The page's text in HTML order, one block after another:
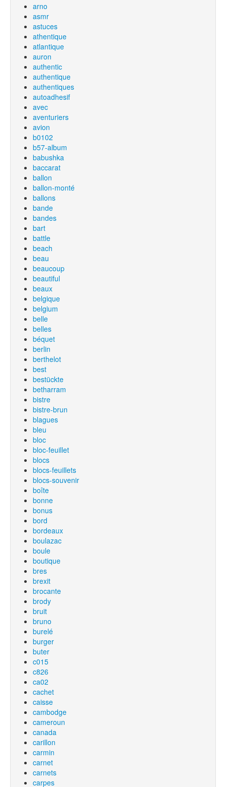
arno
asmr
astuces
athentique
atlantique
auron
authentic
authentique
authentiques
autoadhesif
avec
aventuriers
avion
b0102
b57-album
babushka
baccarat
ballon
ballon-monté
ballons
bande
bandes
bart
battle
beach
beau
beaucoup
beautiful
beaux
belgique
belgium
belle
belles
béquet
berlin
berthelot
best
bestückte
betharram
bistre
bistre-brun
blagues
bleu
bloc
bloc-feuillet
blocs
blocs-feuillets
blocs-souvenir
boîte
bonne
bonus
bord
bordeaux
boulazac
boule
boutique
bres
brexit
brocante
brody
bruit
bruno
burelé
burger
buter
c015
c826
ca02
cachet
caisse
cambodge
cameroun
canada
carillon
carmin
carnet
carnets
carpes